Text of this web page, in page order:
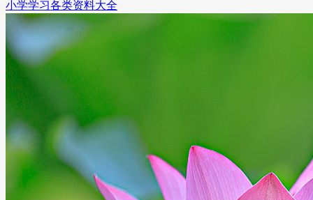
小学学习各类资料大全